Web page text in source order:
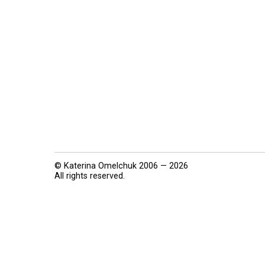
© Katerina Omelchuk 2006 — 2026
All rights reserved.